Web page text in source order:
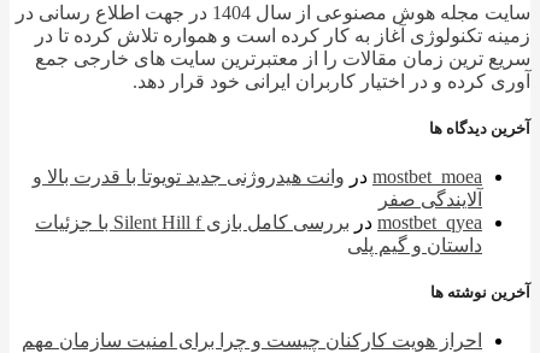
سایت مجله هوش مصنوعی از سال 1404 در جهت اطلاع رسانی در
تکنولوژی آغاز به کار کرده است و همواره تلاش کرده تا در
ترین زمان مقالات را از معتبرترین سایت های خارجی جمع
کرده و در اختیار کاربران ایرانی خود قرار دهد.
دیدگاه ها
mostbet_moeaدروانت هیدروژنی جدید تویوتا با قدرت بالا و
آلایندگی صفر
mostbet_qyeaدر
بررسی کامل بازی Silent Hill f با جزئیات
داستان و گیم پلی
نوشته ها
احراز هویت کارکنان چیست و چرا برای امنیت سازمان مهم